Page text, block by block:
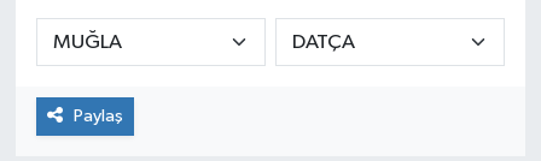
Paylaş
KADIN
KULTUR-SANAT